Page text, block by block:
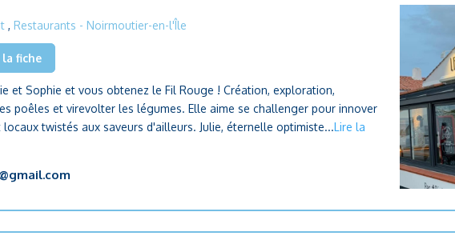
,Restaurants - Noirmoutier-en-l'Île
fiche
et Sophie et vous obtenez le Fil Rouge ! Création, exploration,
poêles et virevolter les légumes. Elle aime se challenger pour innover
twistés aux saveurs d'ailleurs. Julie, éternelle optimiste...Lire la